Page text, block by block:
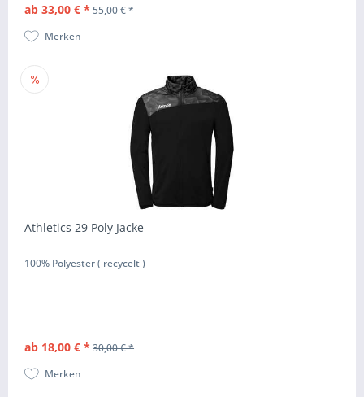
ab 33,00 € * 55,00 € *
Merken
Athletics 29 Poly Jacke
100% Polyester ( recycelt )
ab 18,00 € * 30,00 € *
Merken